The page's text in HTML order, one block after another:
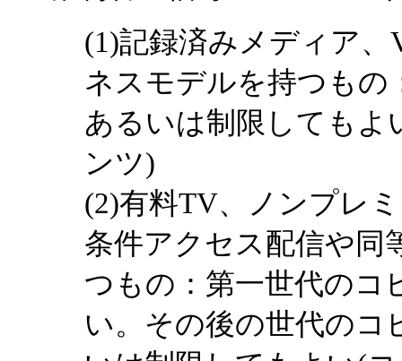
(1)記録済みメディア、
ネスモデルを持つもの
あるいは制限してもよ
ンツ)
(2)有料TV、ノンプレ
条件アクセス配信や同
つもの：第一世代のコ
い。その後の世代のコ